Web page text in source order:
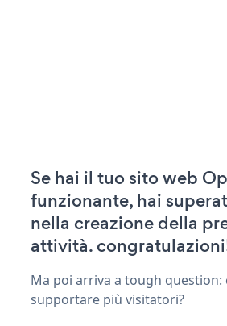
Se hai il tuo sito web
funzionante, hai
nella creazione della
attività.
Ma poi arriva a tough question:
supportare più visitatori?